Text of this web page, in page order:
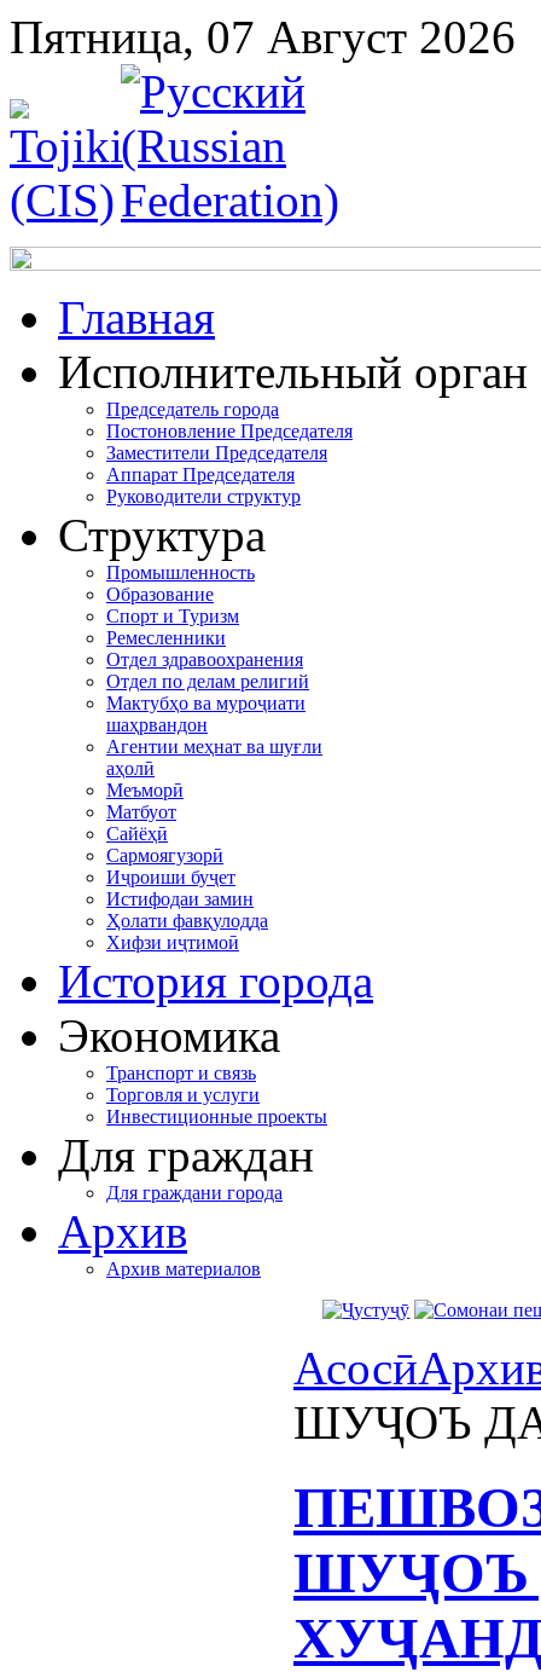
Пятница, 07 Август 2026
Главная
Исполнительный орган
Председатель города
Постоновление Председателя
Заместители Председателя
Аппарат Председателя
Руководители структур
Структура
Промышленность
Образование
Спорт и Туризм
Ремесленники
Отдел здравоохранения
Отдел по делам религий
Мактубҳо ва муроҷиати
шаҳрвандон
Агентии меҳнат ва шуғли
аҳолӣ
Меъморӣ
Матбуот
Сайёҳӣ
Сармоягузорӣ
Иҷроиши буҷет
Истифодаи замин
Ҳолати фавқулодда
Хифзи иҷтимоӣ
История города
Экономика
Транспорт и связь
Торговля и услуги
Инвестиционные проекты
Для граждан
Для граждани города
Архив
Архив материалов
Асосӣ
ШУҶОЪ
ШУҶОЪ